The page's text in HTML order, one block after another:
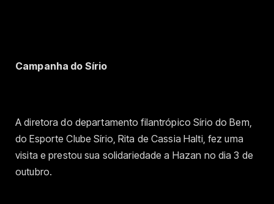
Campanha do Sírio
A diretora do departamento filantrópico Sírio do Bem,
do Esporte Clube Sírio, Rita de Cassia Halti, fez uma
visita e prestou sua solidariedade a Hazan no dia 3 de
outubro.